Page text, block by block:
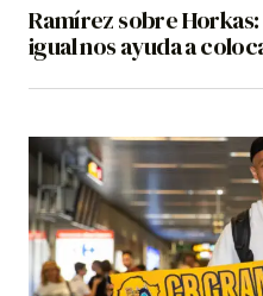
Ramírez sobre
igual nos ayuda a